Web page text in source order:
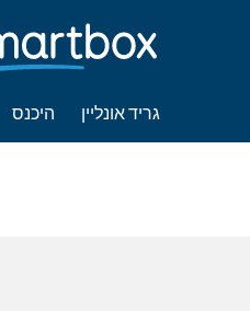
גריד אונליין היכנס